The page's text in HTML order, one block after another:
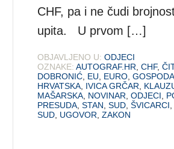
CHF, pa i ne čudi
upita. U prvom […]
OBJAVLJENO U: ODJECI
OZNAKE: AUTOGRAF.HR ,CHF,
DOBRONIĆ EU EURO ,
HRVATSKA IVICA GRČAR
MAŠARSKA NOVINAR ,ODJECI
PRESUDA ,STAN ,SUD ,ŠVICARCI
SUD UGOVOR ,ZAKON